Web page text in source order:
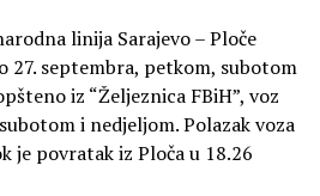
linija Sarajevo – Ploče
27. septembra, petkom, subotom
iz “Željeznica FBiH”, voz
i nedjeljom. Polazak voza
je povratak iz Ploča u 18.26